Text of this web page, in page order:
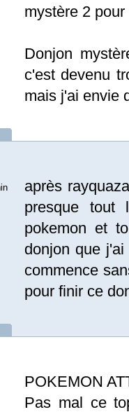
mystère 2
Donjon
c'est devenu
mais j'ai envie
après
presque tout
pokemon et
donjon que
commence
pour finir ce
POKEMON
Pas mal ce